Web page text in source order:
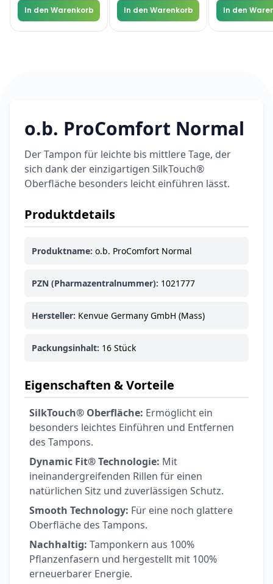
Durex Play Feel
Gleitgel
Dexeryl
die ganze Familie
5,91 € 6,35 € -7%
BEAUTY & PFLEGE
Linola Forte
juckende, trockene
oder zu
neigende Kopfhaut
12,28 € 16,37 €
ARZNEIMITTEL & GESUNDHEIT
– Zäpfchen zur
Stabilisierung
ARZNEIMITTEL & GESUNDHEIT
Ohrstöpsel
ARZNEIMITTEL & GESUNDHEIT
100 Stück
3,75 € 4,29 € -13%
ARZNEIMITTEL & GESUNDHEIT
Lefax® extra
Kautabletten
7,69 €
ARZNEIMITTEL & GESUNDHEIT
Hametum
Hämorrhoidensalbe:
& Juckreiz
Nach Marke kaufen
In den Warenkorb
In den Warenkorb
In den
o.b. ProComfort Normal
Der Tampon für leichte bis mittlere Tage, der
sich dank der einzigartigen SilkTouch®
Oberfläche besonders leicht einführen lässt.
Produktdetails
Produktname: o.b. ProComfort Normal
PZN (Pharmazentralnummer): 1021777
Hersteller: Kenvue Germany GmbH (Mass)
Packungsinhalt: 16 Stück
Eigenschaften & Vorteile
SilkTouch® Oberfläche: Ermöglicht ein
besonders leichtes Einführen und Entfernen
des Tampons.
Dynamic Fit® Technologie: Mit
ineinandergreifenden Rillen für einen
natürlichen Sitz und zuverlässigen Schutz.
Smooth Technology: Für eine noch glattere
Oberfläche des Tampons.
Nachhaltig: Tamponkern aus 100%
Pflanzenfasern und hergestellt mit 100%
erneuerbarer Energie.